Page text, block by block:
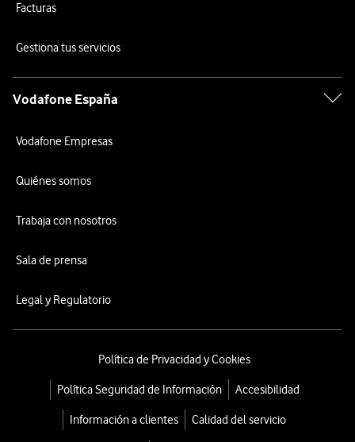
Facturas
Gestiona tus servicios
Vodafone España
Vodafone Empresas
Quiénes somos
Trabaja con nosotros
Sala de prensa
Legal y Regulatorio
Política de Privacidad y Cookies
Política Seguridad de Información Accesibilidad
Información a clientes Calidad del servicio